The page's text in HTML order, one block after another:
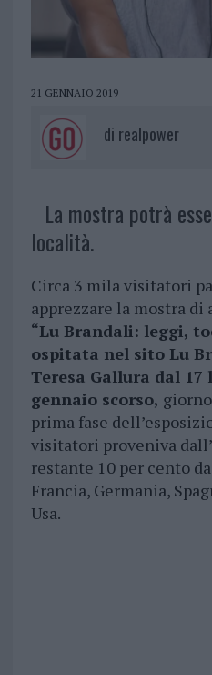
21 GENNAIO 2019
di realpower
La mostra potrà
località.
Circa 3 mila visitatori
apprezzare la mostra
“Lu Brandali: leggi,
ospitata nel sito Lu
Teresa Gallura dal 17
gennaio scorso,
prima fase
visitatori proveniva
restante 10 per cento
Francia, Germania,
Usa.